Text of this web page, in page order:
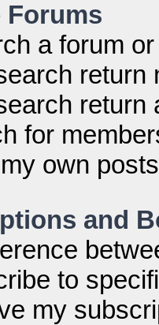
Forums
a forum
return
return
for
own
and
to
my